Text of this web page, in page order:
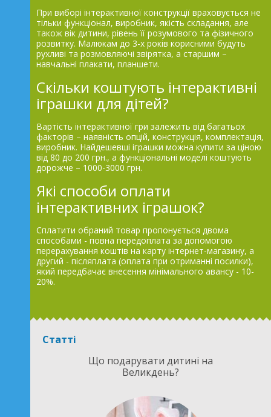
При виборі інтерактивної конструкції враховується не
тільки функціонал, виробник, якість складання, але
також вік дитини, рівень її розумового та фізичного
розвитку. Малюкам до 3-х років корисними будуть
рухливі та розмовляючі звірятка, а старшим –
навчальні плакати, планшети.
Скільки коштують інтерактивні
іграшки для дітей?
Вартість інтерактивної гри залежить від багатьох
факторів – наявність опцій, конструкція, комплектація,
виробник. Найдешевші іграшки можна купити за ціною
від 80 до 200 грн., а функціональні моделі коштують
дорожче – 1000-3000 грн.
Які способи оплати
інтерактивних іграшок?
Сплатити обраний товар пропонується двома
способами - повна передоплата за допомогою
перерахування коштів на карту інтернет-магазину, а
другий - післяплата (оплата при отриманні посилки),
який передбачає внесення мінімального авансу - 10-
20%.
Статті
Що подарувати дитині на
Великдень?